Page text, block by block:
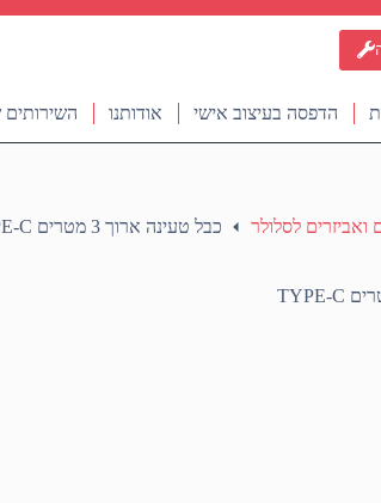
הדפסה בעיצוב אישי אודותנו השירותים
ואביזרים לסלולר כבל טעינה ארוך 3 מטרים TYPE-C